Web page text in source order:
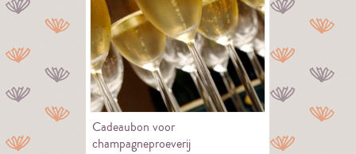
Cadeaubon voor
champagneproeverij